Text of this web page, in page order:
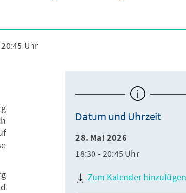
Uhr
Datum und Uhrzeit
28. Mai 2026
18:30 - 20:45 Uhr
Zum Kalender hinzufügen